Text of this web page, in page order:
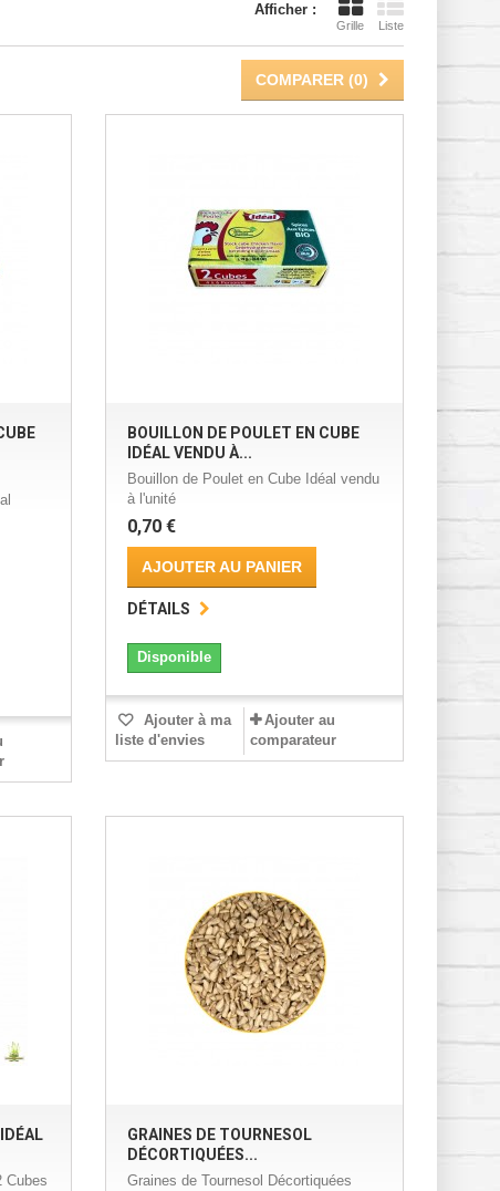
Afficher :
Grille Liste
COMPARER (0)
BOUILLON DE POULET EN CUBE
IDÉAL VENDU À...
Bouillon de Poulet en Cube Idéal vendu
à l'unité
0,70 €
AJOUTER AU PANIER
DÉTAILS
Disponible
Ajouter à ma
liste d'envies
Ajouter au
comparateur
Cubes
GRAINES DE TOURNESOL
DÉCORTIQUÉES...
Graines de Tournesol Décortiquées